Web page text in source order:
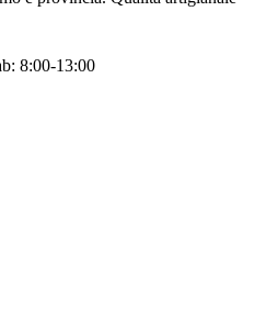
8:00-13:00